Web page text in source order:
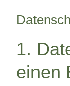
1.
einen